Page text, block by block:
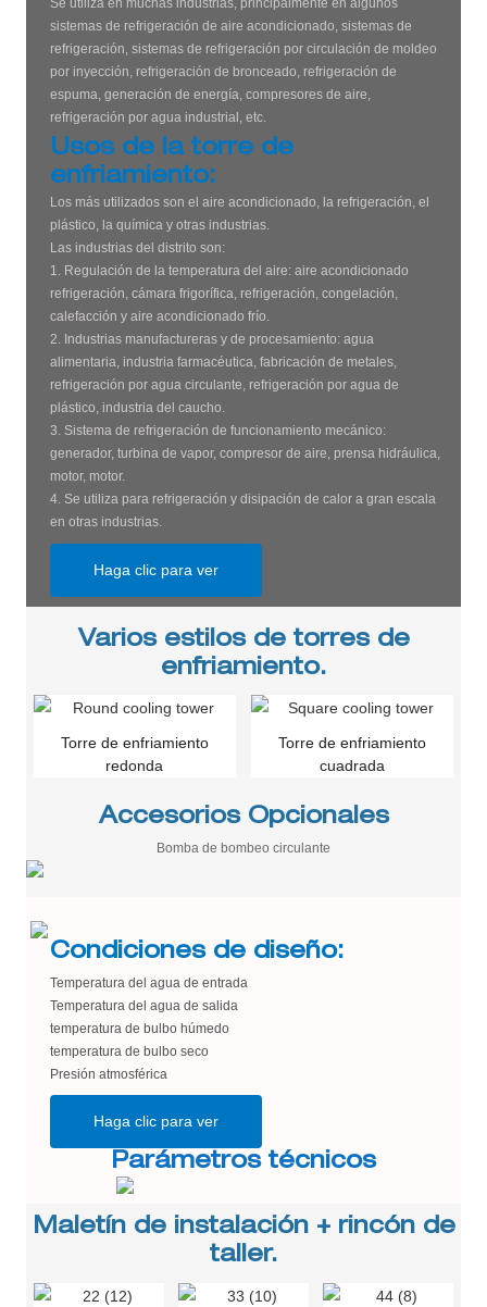
Se utiliza en muchas industrias, principalmente en algunos
sistemas de refrigeración de aire acondicionado, sistemas de
refrigeración, sistemas de refrigeración por circulación de moldeo
por inyección, refrigeración de bronceado, refrigeración de
espuma, generación de energía, compresores de aire,
refrigeración por agua industrial, etc.
Usos de la torre de
enfriamiento:
Los más utilizados son el aire acondicionado, la refrigeración, el
plástico, la química y otras industrias.
Las industrias del distrito son:
1. Regulación de la temperatura del aire: aire acondicionado
refrigeración, cámara frigorífica, refrigeración, congelación,
calefacción y aire acondicionado frío.
2. Industrias manufactureras y de procesamiento: agua
alimentaria, industria farmacéutica, fabricación de metales,
refrigeración por agua circulante, refrigeración por agua de
plástico, industria del caucho.
3. Sistema de refrigeración de funcionamiento mecánico:
generador, turbina de vapor, compresor de aire, prensa hidráulica,
motor, motor.
4. Se utiliza para refrigeración y disipación de calor a gran escala
en otras industrias.
Haga clic para ver
Varios estilos de torres de
enfriamiento.
Torre de enfriamiento
redonda
Torre de enfriamiento
cuadrada
Accesorios Opcionales
Bomba de bombeo circulante
Parámetros técnicos
Condiciones de diseño:
Temperatura del agua de entrada
Temperatura del agua de salida
temperatura de bulbo húmedo
temperatura de bulbo seco
Presión atmosférica
Haga clic para ver
Maletín de instalación + rincón de
taller.